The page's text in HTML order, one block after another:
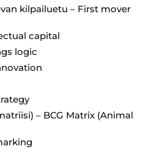
kilpailuetu – First mover
capital
logic
– BCG Matrix (Animal